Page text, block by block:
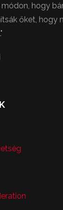
hogy
őket, hogy